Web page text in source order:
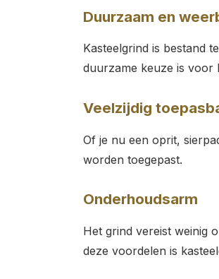
Duurzaam en
Kasteelgrind is bestand
duurzame keuze is voor
Veelzijdig
Of je nu een oprit,
worden toegepast.
Onderhoudsarm
Het grind vereist weinig
deze voordelen is